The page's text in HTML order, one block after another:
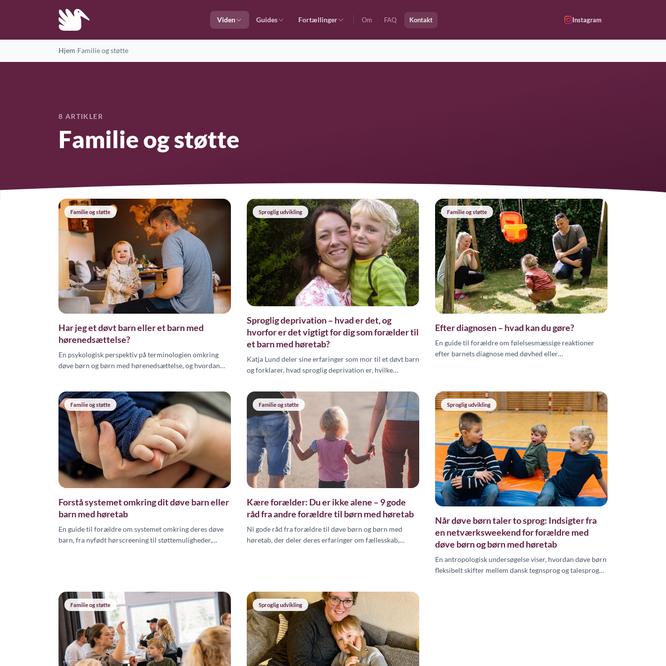
Viden Guides Fortællinger Om FAQ Kontakt Instagram
Hjem›Familie og støtte
8 ARTIKLER
Familie og støtte
Familie og støtte
Har jeg et døvt barn eller et barn med
hørenedsættelse?
En psykologisk perspektiv på terminologien omkring
døve børn og børn med hørenedsættelse, og hvordan
Sproglig udvikling
Sproglig deprivation – hvad er det, og
hvorfor er det vigtigt for dig som forælder til
et barn med høretab?
Katja Lund deler sine erfaringer som mor til et døvt barn
og forklarer, hvad sproglig deprivation er, hvilke
kan gøre for at sikre dit barns sproglige udvikling.
Familie og støtte
Efter diagnosen – hvad kan du gøre?
En guide til forældre om følelsesmæssige reaktioner
efter barnets diagnose med døvhed eller
Familie og støtte
Forstå systemet omkring dit døve barn eller
barn med høretab
En guide til forældre om systemet omkring deres døve
barn, fra nyfødt hørscreening til støttemuligheder,
Familie og støtte
Kære forælder: Du er ikke alene – 9 gode
råd fra andre forældre til børn med høretab
Ni gode råd fra forældre til døve børn og børn med
høretab, der deler deres erfaringer om fællesskab,
Sproglig udvikling
Når døve børn taler to sprog: Indsigter fra
en netværksweekend for forældre med
døve børn og børn med høretab
En antropologisk undersøgelse viser, hvordan døve børn
fleksibelt skifter mellem dansk tegnsprog og talesprog
Familie og støtte Sproglig udvikling